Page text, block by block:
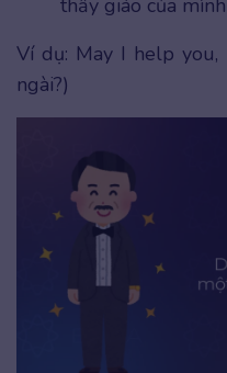
thầy giáo của
Ví dụ: May I help
ngài?)